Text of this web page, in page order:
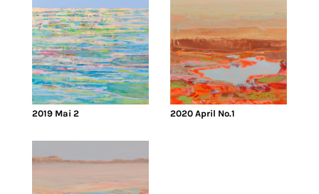
2019 Mai 2 2020 April No.1